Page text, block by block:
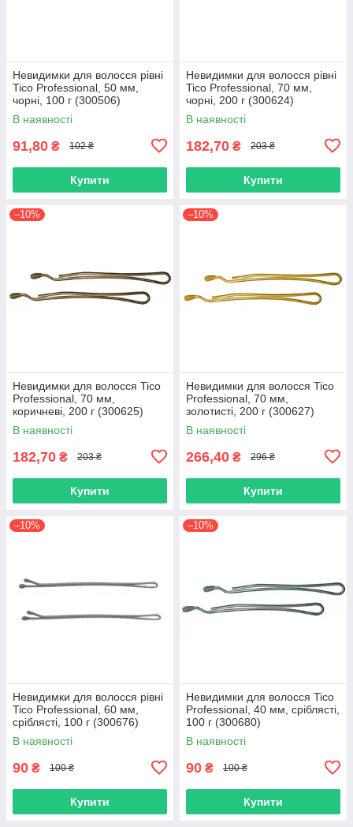
Невидимки для волосся рівні
Tico Professional, 50 мм,
чорні, 100 г (300506)
В наявності
91,80 ₴ 102 ₴
Купити
Невидимки для волосся рівні
Tico Professional, 70 мм,
чорні, 200 г (300624)
В наявності
182,70 ₴ 203 ₴
Купити
–10%
Невидимки для волосся Tico
Professional, 70 мм,
коричневі, 200 г (300625)
В наявності
182,70 ₴ 203 ₴
Купити
–10%
Невидимки для волосся Tico
Professional, 70 мм,
золотисті, 200 г (300627)
В наявності
266,40 ₴ 296 ₴
Купити
–10%
Невидимки для волосся рівні
Tico Professional, 60 мм,
сріблясті, 100 г (300676)
В наявності
90 ₴ 100 ₴
Купити
–10%
Невидимки для волосся Tico
Professional, 40 мм, сріблясті,
100 г (300680)
В наявності
90 ₴ 100 ₴
Купити